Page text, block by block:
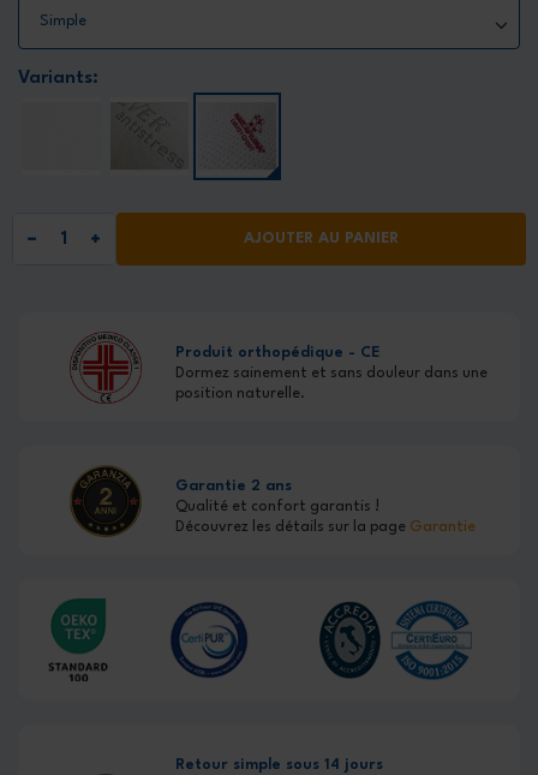
Variants:
AJOUTER AU PANIER
Produit orthopédique - CE
Dormez sainement et sans douleur dans une
position naturelle.
Garantie 2 ans
Qualité et confort garantis !
Découvrez les détails sur la page Garantie
Retour simple sous 14 jours